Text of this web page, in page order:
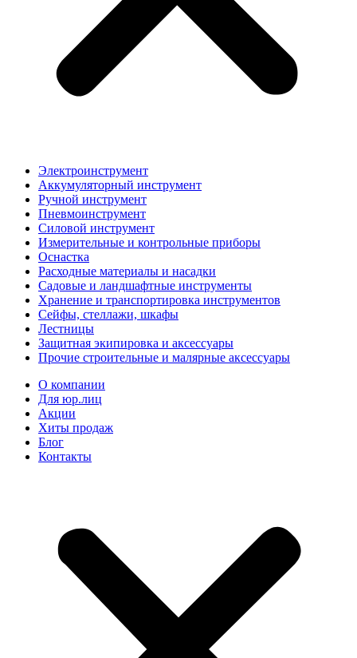
Электроинструмент
Аккумуляторный инструмент
Ручной инструмент
Пневмоинструмент
Силовой инструмент
Измерительные и контрольные приборы
Оснастка
Расходные материалы и насадки
Садовые и ландшафтные инструменты
Хранение и транспортировка инструментов
Сейфы, стеллажи, шкафы
Лестницы
Защитная экипировка и аксессуары
Прочие строительные и малярные аксессуары
О компании
Для юр.лиц
Акции
Хиты продаж
Блог
Контакты